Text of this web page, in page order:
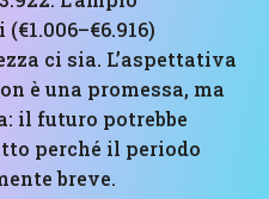
ci sia. L’aspettativa
è una promessa, ma
il futuro potrebbe
perché il periodo
breve.